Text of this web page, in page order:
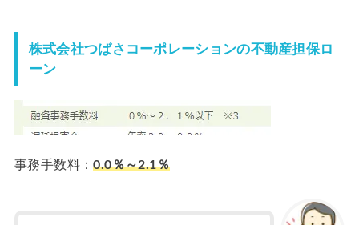
株式会社つばさコーポレーションの不動産担保ロ
ーン
事務手数料：0.0％～2.1％